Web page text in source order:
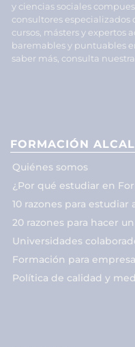
y ciencias sociales
consultores
cursos, másters y expertos
baremables y puntuables
saber más, consulta
FORMACIÓN
Quiénes somos
¿Por qué estudiar en
10 razones para estudiar
20 razones para hacer
Universidades
Formación para
Política de calidad y